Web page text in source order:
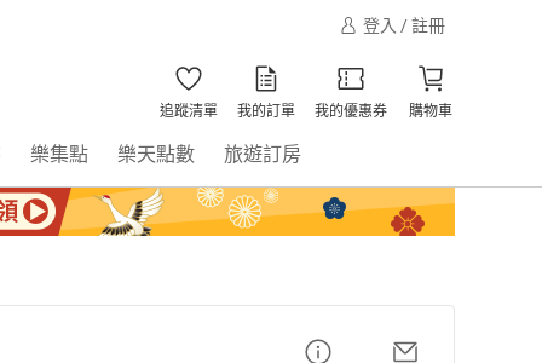
登入 / 註冊
追蹤清單 我的訂單 我的優惠券 購物車
樂集點 樂天點數 旅遊訂房